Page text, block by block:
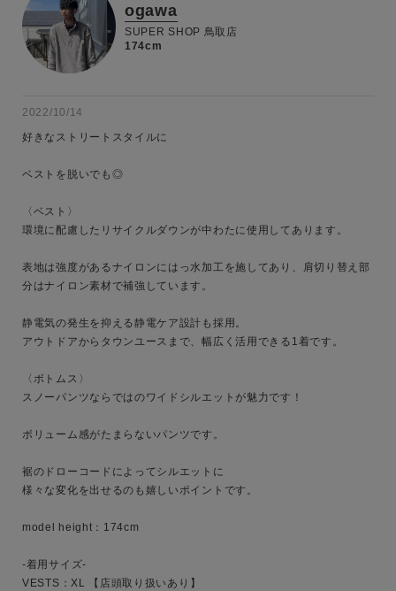
性別
MENS LADIES
サイズ
ogawa
SUPER SHOP 鳥取店
174cm
2022/10/14
好きなストリートスタイルに
ベストを脱いでも◎
〈ベスト〉
環境に配慮したリサイクルダウンが中わたに使用してあります。
表地は強度があるナイロンにはっ水加工を施してあり、肩切り替え部
分はナイロン素材で補強しています。
静電気の発生を抑える静電ケア設計も採用。
アウトドアからタウンユースまで、幅広く活用できる1着です。
〈ボトムス〉
スノーパンツならではのワイドシルエットが魅力です！
ボリューム感がたまらないパンツです。
裾のドローコードによってシルエットに
様々な変化を出せるのも嬉しいポイントです。
model height：174cm
-着用サイズ-
VESTS：XL 【店頭取り扱いあり】